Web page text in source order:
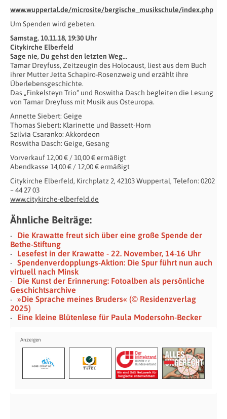
www.wuppertal.de/microsite/bergische_musikschule/index.php
Um Spenden wird gebeten.
Samstag, 10.11.18, 19:30 Uhr
Citykirche Elberfeld
Sage nie, Du gehst den letzten Weg…
Tamar Dreyfuss, Zeitzeugin des Holocaust, liest aus dem Buch
ihrer Mutter Jetta Schapiro-Rosenzweig und erzählt ihre
Überlebensgeschichte.
Das „Finkelsteyn Trio“ und Roswitha Dasch begleiten die Lesung
von Tamar Dreyfuss mit Musik aus Osteuropa.
Annette Siebert: Geige
Thomas Siebert: Klarinette und Bassett-Horn
Szilvia Csaranko: Akkordeon
Roswitha Dasch: Geige, Gesang
Vorverkauf 12,00 € / 10,00 € ermäßigt
Abendkasse 14,00 € / 12,00 € ermäßigt
Citykirche Elberfeld, Kirchplatz 2, 42103 Wuppertal, Telefon: 0202
– 44 27 03
www.citykirche-elberfeld.de
Ähnliche Beiträge:
Die Krawatte freut sich über eine große Spende der
Bethe-Stiftung
Lesefest in der Krawatte - 22. November, 14-16 Uhr
Spendenverdopplungs-Aktion: Die Spur führt nun auch
virtuell nach Minsk
Die Kunst der Erinnerung: Fotoalben als persönliche
Geschichtsarchive
»Die Sprache meines Bruders« (© Residenzverlag
2025)
Eine kleine Blütenlese für Paula Modersohn-Becker